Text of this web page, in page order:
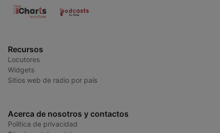
Recursos
Locutores
Widgets
Sitios web de radio por país
Acerca de nosotros y contactos
Política de privacidad